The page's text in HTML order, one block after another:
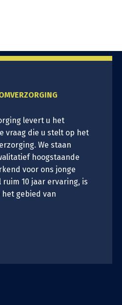
levert u het
vraag die u stelt op het
We staan
hoogstaande
voor ons jonge
10 jaar ervaring, is
gebied van